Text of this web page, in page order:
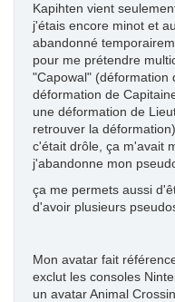
Kapihten vient
j'étais encore minot et
abandonné
pour me prétendre
"Capowal" (déformation
déformation de
une déformation de
retrouver la
c'était drôle, ça m'avait
j'abandonne mon
ça me permets aussi
d'avoir plusieurs
Mon avatar fait
exclut les consoles
un avatar Animal